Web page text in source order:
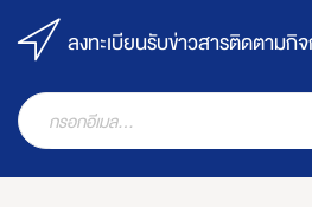
ลงทะเบียนรับข่าวสารติดตามกิ